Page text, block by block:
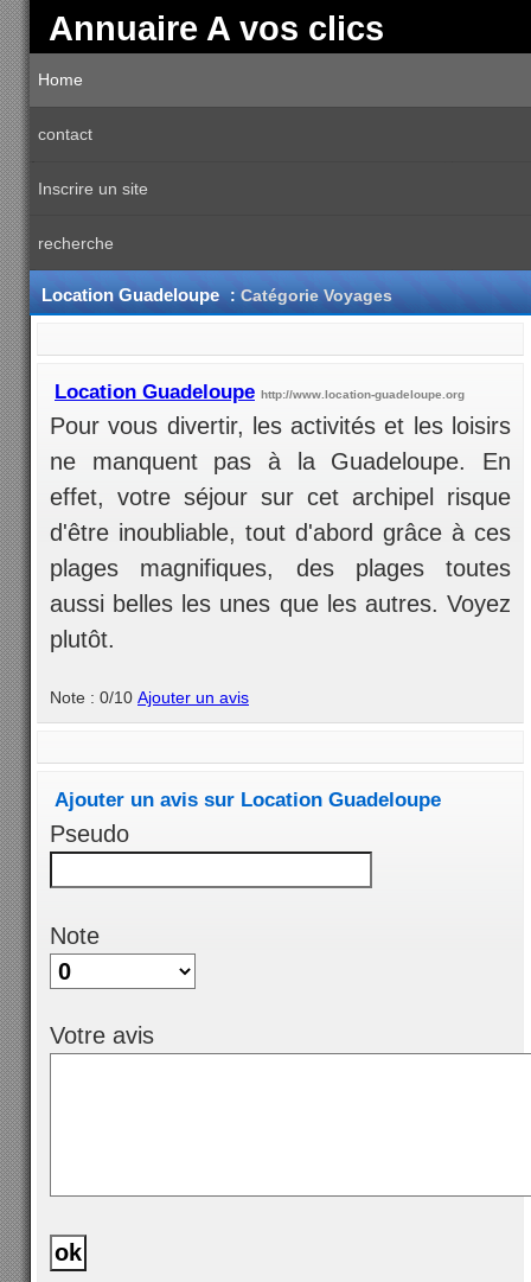
Annuaire A vos clics
Home
contact
Inscrire un site
recherche
Location Guadeloupe : Catégorie Voyages
Location Guadeloupe http://www.location-guadeloupe.org
Pour vous divertir, les activités et les loisirs
ne manquent pas à la Guadeloupe. En
effet, votre séjour sur cet archipel risque
d'être inoubliable, tout d'abord grâce à ces
plages magnifiques, des plages toutes
aussi belles les unes que les autres. Voyez
plutôt.
Note : 0/10 Ajouter un avis
Ajouter un avis sur Location Guadeloupe
Pseudo
Note
Votre avis